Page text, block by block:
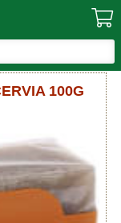
100G